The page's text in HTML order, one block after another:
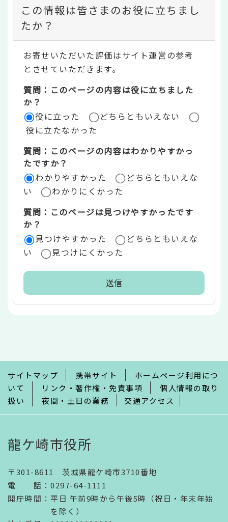
コ
ン
テ
ン
ツ
評
価
リ
ア
この情報は皆さまのお役に立ちまし
たか？
お寄せいただいた評価はサイト運営の参考
とさせていただきます。
質問：このページの内容は役に立ちました
か？
役に立った
どちらともいえない
役に立たなかった
質問：このページの内容はわかりやすかっ
たですか？
わかりやすかった
どちらともいえな
い
わかりにくかった
質問：このページは見つけやすかったです
か？
見つけやすかった
どちらともいえな
い
見つけにくかった
で
サイトマップ 携帯サイト
ホームページ利用につ
いて
リンク・著作権・免責事項
個人情報の取り
扱い
夜間・土日の業務 交通アクセス
龍ケ崎市役所
〒301-8611 茨城県龍ケ崎市3710番地
電話 ： 0297-64-1111
開庁時間 ： 平日 午前9時から午後5時（祝日・年末年始
を除く）